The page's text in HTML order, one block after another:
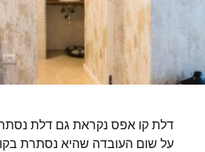
דלת קו אפס נקראת גם דלת נסתרת
על שום העובדה שהיא נסתרת בקו הקיר